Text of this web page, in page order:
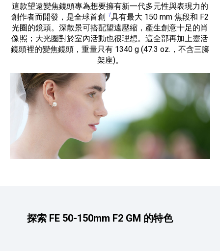
這款望遠變焦鏡頭專為想要擁有新一代多元性與表現力的
創作者而開發，是全球首創 1具有最大 150 mm 焦段和 F2
光圈的鏡頭。深散景可搭配望遠壓縮，產生創意十足的肖
像照；大光圈對於室內活動也很理想。這全部再加上靈活
鏡頭裡的變焦鏡頭，重量只有 1340 g (47.3 oz.，不含三腳
架座)。
探索 FE 50-150mm F2 GM 的特色